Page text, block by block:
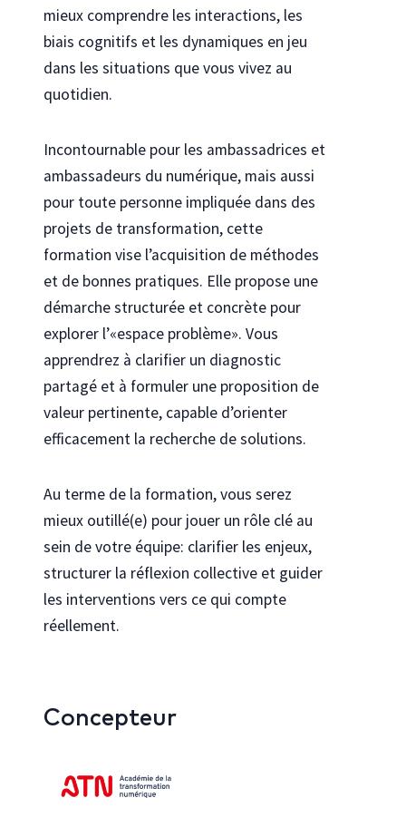
mieux comprendre les interactions, les
biais cognitifs et les dynamiques en jeu
dans les situations que vous vivez au
quotidien.
Incontournable pour les ambassadrices et
ambassadeurs du numérique, mais aussi
pour toute personne impliquée dans des
projets de transformation, cette
formation vise l’acquisition de méthodes
et de bonnes pratiques. Elle propose une
démarche structurée et concrète pour
explorer l’«espace problème». Vous
apprendrez à clarifier un diagnostic
partagé et à formuler une proposition de
valeur pertinente, capable d’orienter
efficacement la recherche de solutions.
Au terme de la formation, vous serez
mieux outillé(e) pour jouer un rôle clé au
sein de votre équipe: clarifier les enjeux,
structurer la réflexion collective et guider
les interventions vers ce qui compte
réellement.
Concepteur